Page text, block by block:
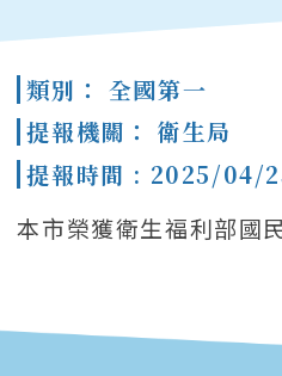
類別： 全國第一
提報機關： 衛生局
提報時間 : 2025/04/
本市榮獲衛生福利部國